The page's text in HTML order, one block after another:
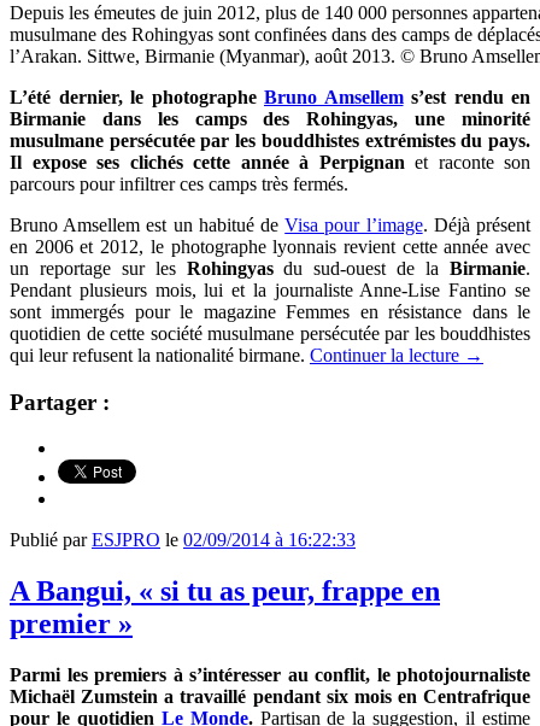
Depuis les émeutes de juin 2012, plus de 140 000 personnes
musulmane des Rohingyas sont confinées dans des camps de
l’Arakan. Sittwe, Birmanie (Myanmar), août 2013. © Bruno
L’été dernier, le photographe Bruno Amsellems’est rendu en
Birmanie dans les camps des Rohingyas, une minorité
musulmane persécutée par les bouddhistes extrémistes du pays.
Il expose ses clichéscette année à Perpignan et raconte son
parcours pour infiltrer ces camps très fermés.
Bruno Amsellem est un habitué deVisa pour l’image. Déjà présent
en 2006 et 2012, le photographe lyonnais revient cette année avec
un reportage sur les Rohingyasdu sud-ouest de laBirmanie.
Pendant plusieurs mois, lui et la journaliste Anne-Lise Fantino se
sont immergés pour le magazine Femmes en résistance dans le
quotidien de cette société musulmane persécutée par les bouddhistes
qui leur refusent la nationalité birmane. Continuer la lecture →
Partager :
Publié parESJPRO le 02/09/2014 à 16:22:33
A Bangui, « si tu as peur, frappe en
premier »
Parmi les premiers à s’intéresser au conflit, le photojournaliste
Michaël Zumstein a travaillé pendant six mois en Centrafrique
pour le quotidien Le Monde. Partisan de la suggestion, il estime